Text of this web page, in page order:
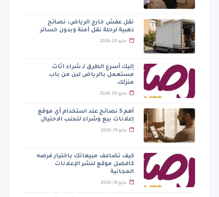
نقل عفش خارج الرياض: نصائح
ذهبية لرحلة نقل آمنة وبدون خسائر
مايو 20, 2026
إليك أسرع الطرق لـ شراء اثاث
مستعمل بالرياض لبن من باب
منزلك
مايو 20, 2026
أهم 5 نصائح عند استخدام أي موقع
إعلانات بيع وشراء لتجنب الاحتيال
مايو 19, 2026
كيف تضاعف مبيعاتك باختيار فرصه
كافضل موقع لنشر الإعلانات
المجانية
مايو 18, 2026